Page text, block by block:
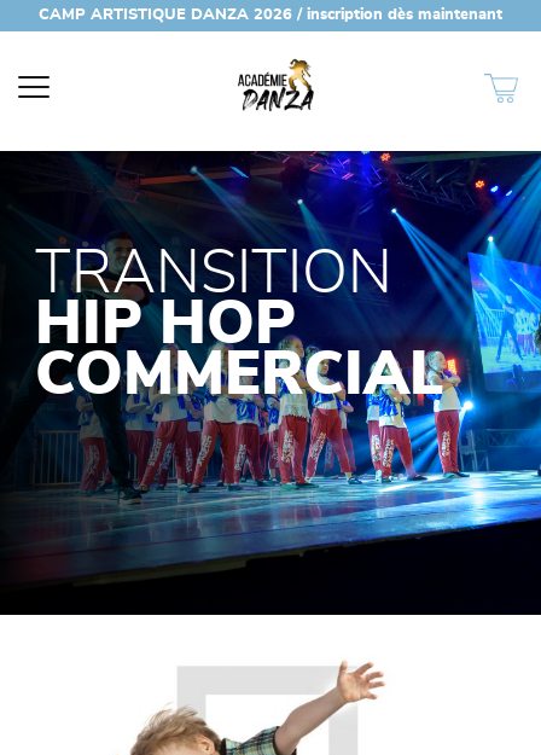
CAMP ARTISTIQUE DANZA 2026 / inscription dès maintenant
TRANSITION
HIP HOP
COMMERCIAL